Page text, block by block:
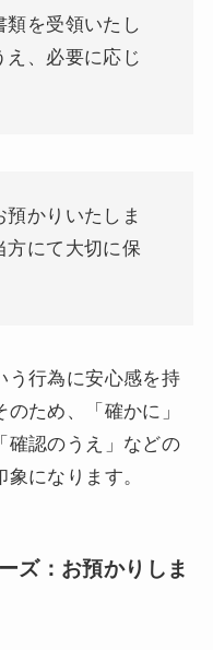
類を受領いたし
え、必要に応じ
かりいたしま
方にて大切に保
う行為に安心感を持
ため、「確かに」
確認のうえ」などの
になります。
ズ：お預かりしま